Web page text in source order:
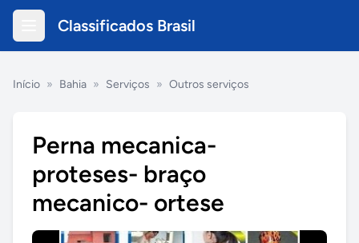
Classificados Brasil
Início » Bahia » Serviços » Outros serviços
Perna mecanica-
proteses- braço
mecanico- ortese